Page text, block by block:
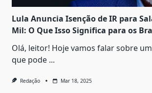
Lula Anuncia Isenção de IR para
Mil: O Que Isso Significa para os
Olá, leitor! Hoje vamos falar sobre
que pode ...
Redação Mar 18, 2025